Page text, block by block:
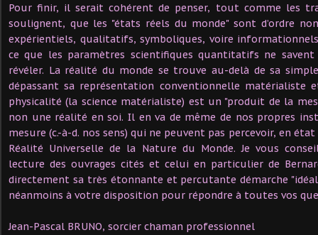
Pour finir, il serait cohérent de penser, tout comme les
soulignent, que les "états réels du monde" sont d’ordre
expérientiels, qualitatifs, symboliques, voire
ce que les paramètres scientifiques quantitatifs ne
révéler. La réalité du monde se trouve au-delà de sa
dépassant sa représentation conventionnelle matérialiste
physicalité (la science matérialiste) est un "produit de la
non une réalité en soi. Il en va de même de nos propres
mesure (c.-à-d. nos sens) qui ne peuvent pas percevoir, en
Réalité Universelle de la Nature du Monde. Je vous
lecture des ouvrages cités et celui en particulier de
directement sa très étonnante et percutante démarche
néanmoins à votre disposition pour répondre à toutes vos
Jean-Pascal BRUNO, sorcier chaman professionnel